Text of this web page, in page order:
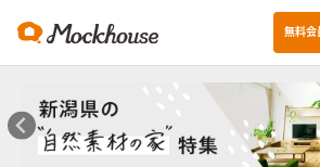
無料会